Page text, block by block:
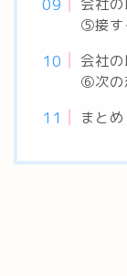
会社
⑤接す
会社
⑥次の
まとめ